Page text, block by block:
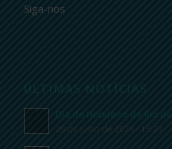
Siga-nos
ÚLTIMAS NOTÍCIAS
Dia do Hoteleiro do Rio
29 de julho de 2026 - 15:23